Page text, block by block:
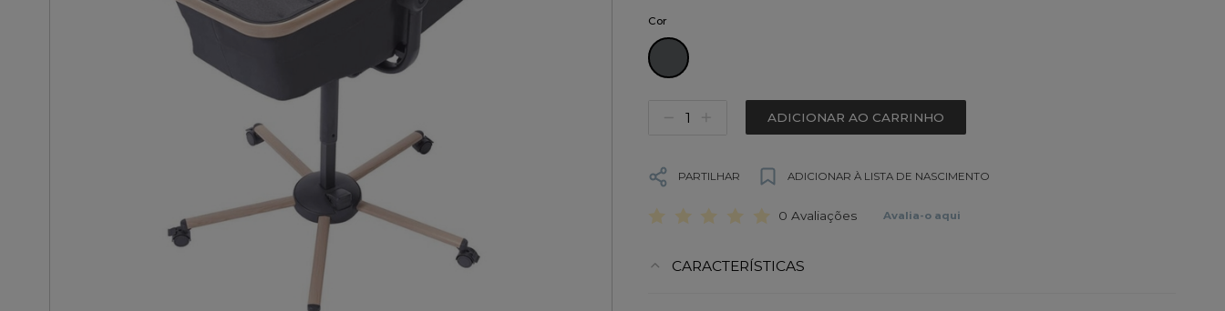
Cor
ADICIONAR AO CARRINHO
PARTILHAR ADICIONAR À LISTA DE NASCIMENTO
0 Avaliações Avalia-o aqui
CARACTERÍSTICAS